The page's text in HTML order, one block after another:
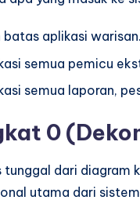
batas aplikasi warisan.
semua pemicu
semua laporan,
0
dari diagram
utama dari